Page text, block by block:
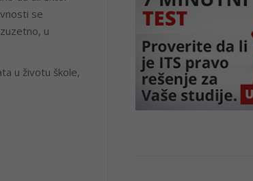
se
u
u životu škole,